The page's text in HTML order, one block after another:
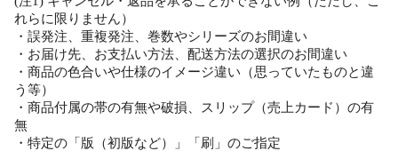
れらに限りません）
・誤発注、重複発注、巻数やシリーズのお間違い
・お届け先、お支払い方法、配送方法の選択のお間違い
・商品の色合いや仕様のイメージ違い（思っていたものと違
う等）
・商品付属の帯の有無や破損、スリップ（売上カード）の有
無
・特定の「版（初版など）」「刷」のご指定